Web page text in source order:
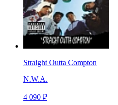
Straight Outta Compton
N.W.A.
4 090 ₽